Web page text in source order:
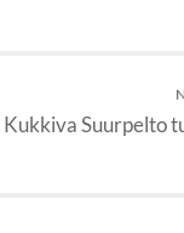
Kukkiva Suurpelto